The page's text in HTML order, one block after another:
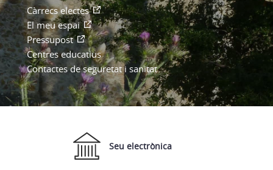
Càrrecs electes
El meu espai
Pressupost
Centres educatius
Contactes de seguretat i sanitat
Seu electrònica